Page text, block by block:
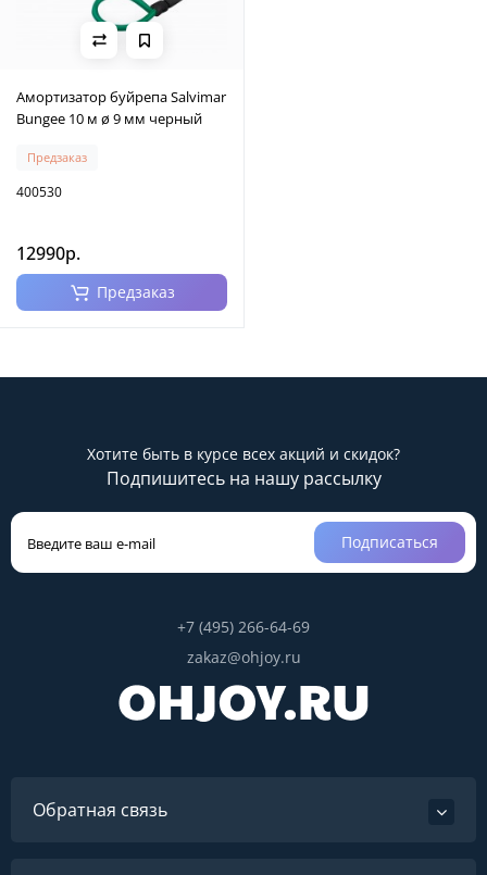
Амортизатор буйрепа Salvimar
Bungee 10 м ø 9 мм черный
Предзаказ
400530
12990р.
Предзаказ
Хотите быть в курсе всех акций и скидок?
Подпишитесь на нашу рассылку
Подписаться
+7 (495) 266-64-69
zakaz@ohjoy.ru
Обратная связь